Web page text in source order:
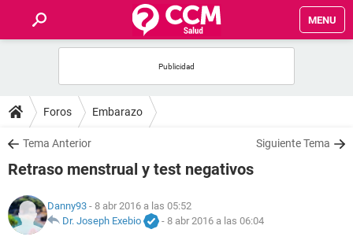
MENU
FOROS
SALUD
NUTRICIÓN
Foros Embarazo
Tema Anterior Siguiente Tema
Retraso menstrual y test negativos
Danny93 - 8 abr 2016 a las 05:52
Dr. Joseph Exebio
- 8 abr 2016 a las 06:04